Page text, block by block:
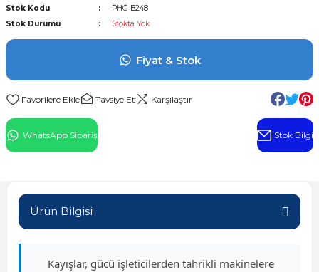
Rulman
Stok Kodu
PHG B248
Stok Durumu
Stokta Yok
Fiyat & Stok
Tavsiye Et Karşılaştır
WhatsApp Sipariş Stok Bilgi
Ürün Bilgisi
Kayışlar, gücü işleticilerden tahrikli makinelere